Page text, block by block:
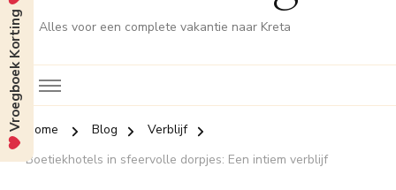
Alles voor een complete vakantie naar Kreta
Home Blog
Verblijf
Boetiekhotels in sfeervolle dorpjes: Een intiem verblijf
Vroegboek Korting